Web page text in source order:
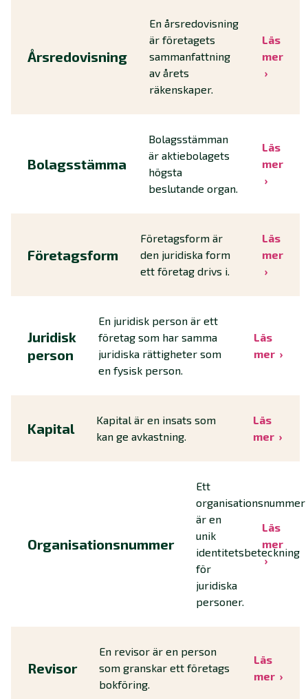
Årsredovisning
En årsredovisning
är företagets
sammanfattning
av årets
räkenskaper.
Läs
mer
Bolagsstämma
Bolagsstämman
är aktiebolagets
högsta
beslutande organ.
Läs
mer
Företagsform
Företagsform är
den juridiska form
ett företag drivs i.
Läs
mer
Juridisk
person
En juridisk person är ett
företag som har samma
juridiska rättigheter som
en fysisk person.
Läs
mer
Kapital
Kapital är en insats som
kan ge avkastning.
Läs
mer
Organisationsnummer
Ett
organisationsnummer
är en
unik
identitetsbeteckning
för
juridiska
personer.
Läs
mer
Revisor
En revisor är en person
som granskar ett företags
bokföring.
Läs
mer